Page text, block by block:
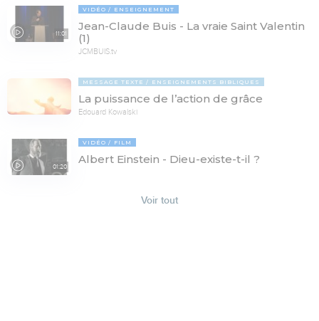
11:01
VIDÉO ENSEIGNEMENT
Jean-Claude Buis - La vraie Saint Valentin
(1)
JCMBUIS.tv
MESSAGE TEXTE ENSEIGNEMENTS BIBLIQUES
La puissance de l’action de grâce
Edouard Kowalski
01:20
VIDÉO FILM
Albert Einstein - Dieu-existe-t-il ?
Voir tout